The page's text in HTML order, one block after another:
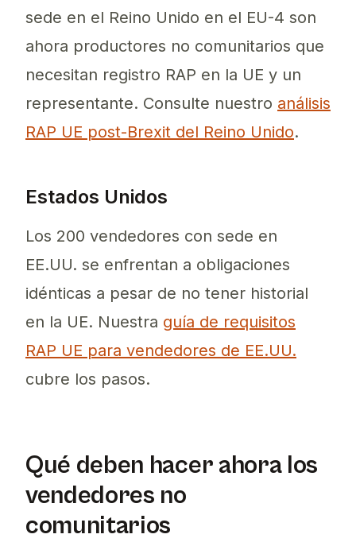
sede en el Reino Unido en el EU-4 son
ahora productores no comunitarios que
necesitan registro RAP en la UE y un
representante. Consulte nuestro análisis
RAP UE post-Brexit del Reino Unido.
Estados Unidos
Los 200 vendedores con sede en
EE.UU. se enfrentan a obligaciones
idénticas a pesar de no tener historial
en la UE. Nuestra guía de requisitos
RAP UE para vendedores de EE.UU.
cubre los pasos.
Qué deben hacer ahora los
vendedores no
comunitarios